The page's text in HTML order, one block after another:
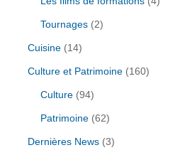
Tournages (2)
Cuisine (14)
Culture et Patrimoine (160)
Culture (94)
Patrimoine (62)
Dernières News (3)